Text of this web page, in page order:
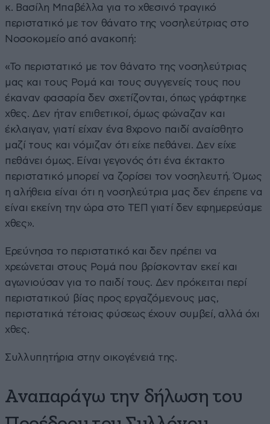
κ. Βασίλη Μπαβέλλα για το χθεσινό τραγικό
περιστατικό με τον θάνατο της νοσηλεύτριας στο
Νοσοκομείο από ανακοπή:
«Το περιστατικό με τον θάνατο της νοσηλεύτριας
μας και τους Ρομά και τους συγγενείς τους που
έκαναν φασαρία δεν σχετίζονται, όπως γράφτηκε
χθες. Δεν ήταν επιθετικοί, όμως φώναζαν και
έκλαιγαν, γιατί είχαν ένα 8χρονο παιδί αναίσθητο
μαζί τους και νόμιζαν ότι είχε πεθάνει. Δεν είχε
πεθάνει όμως. Είναι γεγονός ότι ένα έκτακτο
περιστατικό μπορεί να ζορίσει τον νοσηλευτή. Όμως
η αλήθεια είναι ότι η νοσηλεύτρια μας δεν έπρεπε να
είναι εκείνη την ώρα στο ΤΕΠ γιατί δεν εφημερεύαμε
χθες».
Ερεύνησα το περιστατικό και δεν πρέπει να
χρεώνεται στους Ρομά που βρίσκονταν εκεί και
αγωνιούσαν για το παιδί τους. Δεν πρόκειται περί
περιστατικού βίας προς εργαζόμενους μας,
περιστατικά τέτοιας φύσεως έχουν συμβεί, αλλά όχι
χθες.
Συλλυπητήρια στην οικογένειά της.
Αναπαράγω την δήλωση του